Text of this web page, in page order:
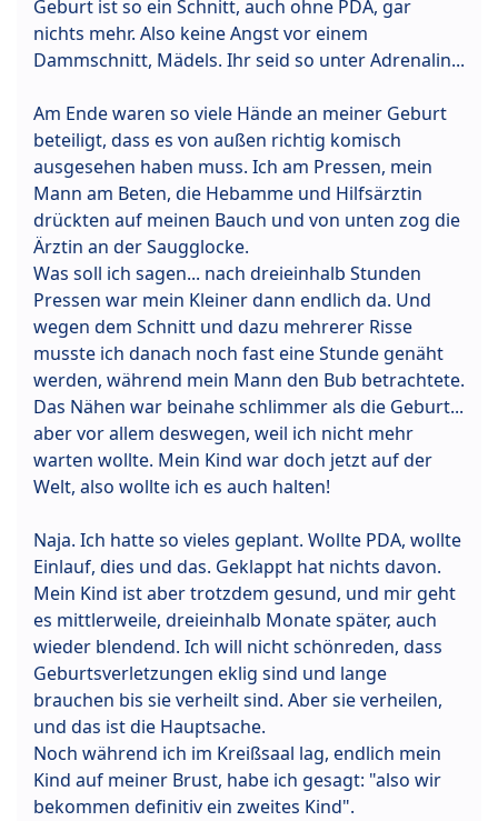
Geburt ist so ein Schnitt, auch ohne PDA, gar
nichts mehr. Also keine Angst vor einem
Dammschnitt, Mädels. Ihr seid so unter Adrenalin...
Am Ende waren so viele Hände an meiner Geburt
beteiligt, dass es von außen richtig komisch
ausgesehen haben muss. Ich am Pressen, mein
Mann am Beten, die Hebamme und Hilfsärztin
drückten auf meinen Bauch und von unten zog die
Ärztin an der Saugglocke.
Was soll ich sagen... nach dreieinhalb Stunden
Pressen war mein Kleiner dann endlich da. Und
wegen dem Schnitt und dazu mehrerer Risse
musste ich danach noch fast eine Stunde genäht
werden, während mein Mann den Bub betrachtete.
Das Nähen war beinahe schlimmer als die Geburt...
aber vor allem deswegen, weil ich nicht mehr
warten wollte. Mein Kind war doch jetzt auf der
Welt, also wollte ich es auch halten!
Naja. Ich hatte so vieles geplant. Wollte PDA, wollte
Einlauf, dies und das. Geklappt hat nichts davon.
Mein Kind ist aber trotzdem gesund, und mir geht
es mittlerweile, dreieinhalb Monate später, auch
wieder blendend. Ich will nicht schönreden, dass
Geburtsverletzungen eklig sind und lange
brauchen bis sie verheilt sind. Aber sie verheilen,
und das ist die Hauptsache.
Noch während ich im Kreißsaal lag, endlich mein
Kind auf meiner Brust, habe ich gesagt: "also wir
bekommen definitiv ein zweites Kind".